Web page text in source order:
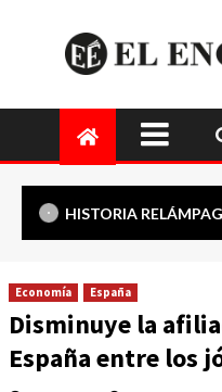
HISTORIA
Economía España
Disminuye la
España entre los